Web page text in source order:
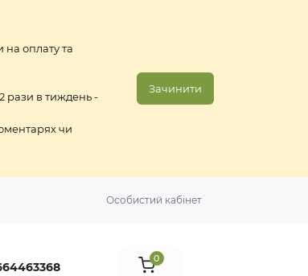
на оплату та
рази в тиждень -
чи
Зачинити
Особистий кабінет
0